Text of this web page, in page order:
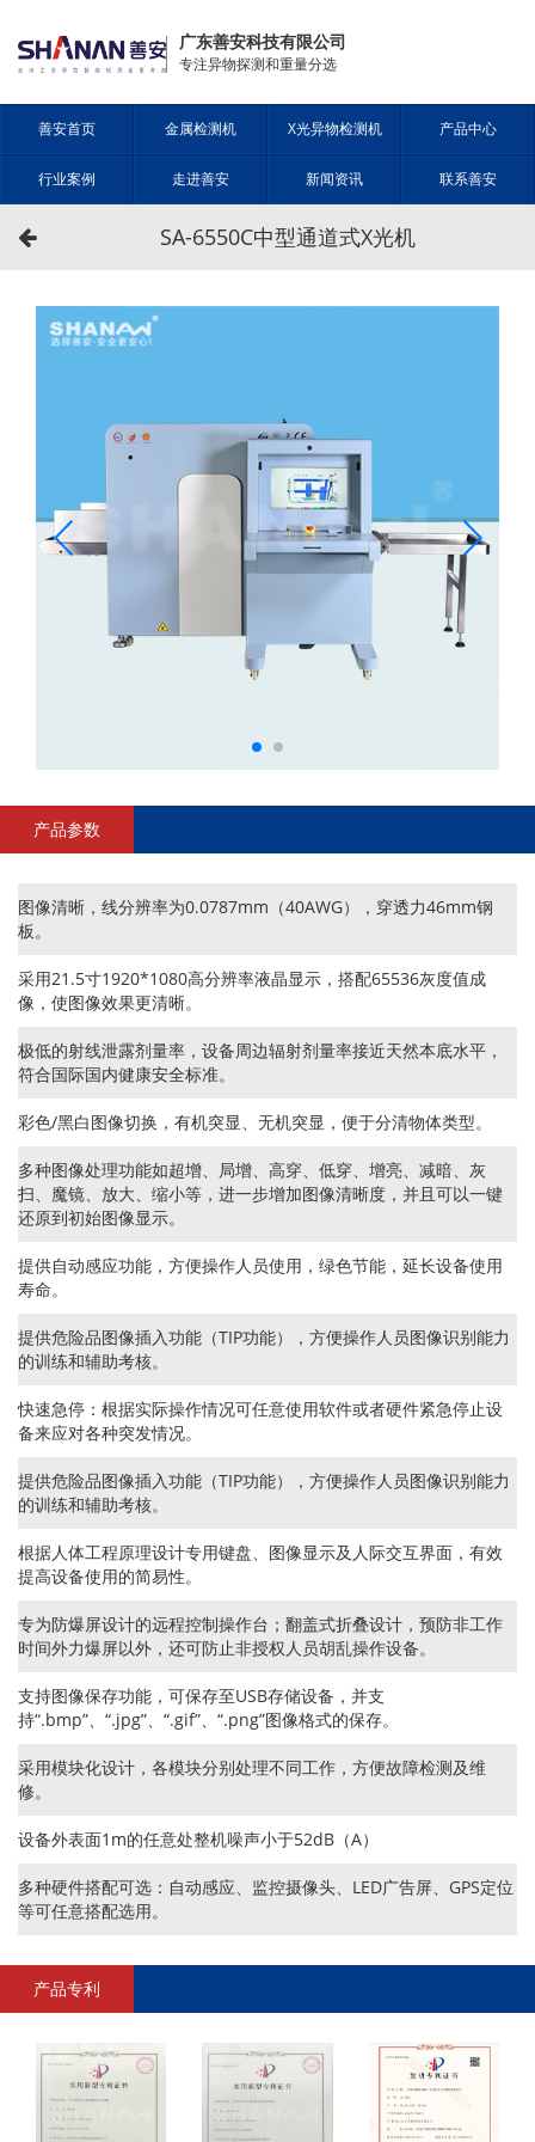
广东善安科技有限公司
专注异物探测和重量分选
善安首页 金属检测机 X光异物检测机 产品中心
行业案例 走进善安 新闻资讯 联系善安
SA-6550C中型通道式X光机
产品参数
图像清晰，线分辨率为0.0787mm（40AWG），穿透力46mm钢
板。
采用21.5寸1920*1080高分辨率液晶显示，搭配65536灰度值成
像，使图像效果更清晰。
极低的射线泄露剂量率，设备周边辐射剂量率接近天然本底水平，
符合国际国内健康安全标准。
彩色/黑白图像切换，有机突显、无机突显，便于分清物体类型。
多种图像处理功能如超增、局增、高穿、低穿、增亮、减暗、灰
扫、魔镜、放大、缩小等，进一步增加图像清晰度，并且可以一键
还原到初始图像显示。
提供自动感应功能，方便操作人员使用，绿色节能，延长设备使用
寿命。
提供危险品图像插入功能（TIP功能），方便操作人员图像识别能力
的训练和辅助考核。
快速急停：根据实际操作情况可任意使用软件或者硬件紧急停止设
备来应对各种突发情况。
提供危险品图像插入功能（TIP功能），方便操作人员图像识别能力
的训练和辅助考核。
根据人体工程原理设计专用键盘、图像显示及人际交互界面，有效
提高设备使用的简易性。
专为防爆屏设计的远程控制操作台；翻盖式折叠设计，预防非工作
时间外力爆屏以外，还可防止非授权人员胡乱操作设备。
支持图像保存功能，可保存至USB存储设备，并支
持“.bmp”、“.jpg”、“.gif”、“.png”图像格式的保存。
采用模块化设计，各模块分别处理不同工作，方便故障检测及维
修。
设备外表面1m的任意处整机噪声小于52dB（A）
多种硬件搭配可选：自动感应、监控摄像头、LED广告屏、GPS定位
等可任意搭配选用。
产品专利